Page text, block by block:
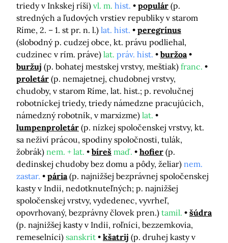
triedy v Inkskej ríši) vl. m. hist. populár (p.
stredných a ľudových vrstiev republiky v starom
Ríme, 2. – 1. st pr. n. l.) lat. hist.
peregrínus
(slobodný p. cudzej obce, kt. právu podliehal,
cudzinec v rím. práve) lat. práv. hist.
buržoa
buržuj (p. bohatej mestskej vrstvy, meštiak) franc.
proletár (p. nemajetnej, chudobnej vrstvy,
chudoby, v starom Ríme, lat. hist.; p. revolučnej
robotníckej triedy, triedy námedzne pracujúcich,
námedzný robotník, v marxizme) lat.
lumpenproletár (p. nízkej spoločenskej vrstvy, kt.
sa neživí prácou, spodiny spoločnosti, tulák,
žobrák) nem. + lat. bíreš maď. hofier (p.
dedinskej chudoby bez domu a pôdy, želiar) nem.
zastar.
pária (p. najnižšej bezprávnej spoločenskej
kasty v Indii, nedotknuteľných; p. najnižšej
spoločenskej vrstvy, vydedenec, vyvrheľ,
opovrhovaný, bezprávny človek pren.) tamil.
šúdra
(p. najnižšej kasty v Indii, roľníci, bezzemkovia,
remeselníci) sanskrit kšatrij (p. druhej kasty v